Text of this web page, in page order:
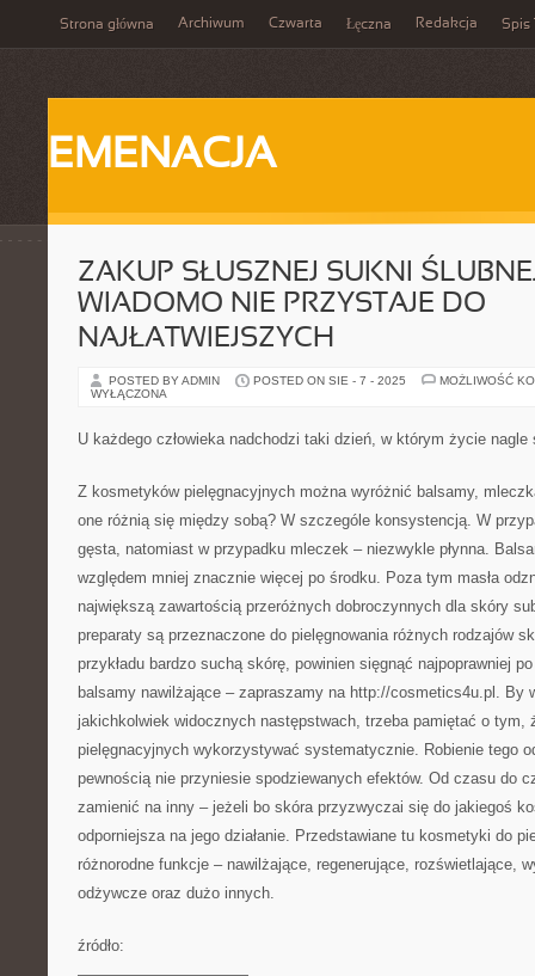
Strona główna Archiwum Czwarta Łęczna Redakcja Spis
EMENACJA
ZAKUP SŁUSZNEJ SUKNI
WIADOMO NIE PRZYSTAJE DO
NAJŁATWIEJSZYCH
POSTED BY ADMIN POSTED ON SIE - 7 - 2025
MOŻLIWOŚĆ
WYŁĄCZONA
U każdego człowieka nadchodzi taki dzień, w którym życie nagle
Z kosmetyków pielęgnacyjnych można wyróżnić balsamy,
one różnią się między sobą? W szczególe konsystencją. W
gęsta, natomiast w przypadku mleczek – niezwykle płynna.
względem mniej znacznie więcej po środku. Poza tym masła
największą zawartością przeróżnych dobroczynnych dla skóry
preparaty są przeznaczone do pielęgnowania różnych rodzajów
przykładu bardzo suchą skórę, powinien sięgnąć najpoprawniej
balsamy nawilżające – zapraszamy na http://cosmetics4u.pl. By
jakichkolwiek widocznych następstwach, trzeba pamiętać o tym,
pielęgnacyjnych wykorzystywać systematycznie. Robienie tego
pewnością nie przyniesie spodziewanych efektów. Od czasu do
zamienić na inny – jeżeli bo skóra przyzwyczai się do jakiegoś
odporniejsza na jego działanie. Przedstawiane tu kosmetyki do
różnorodne funkcje – nawilżające, regenerujące, rozświetlające,
odżywcze oraz dużo innych.
źródło: